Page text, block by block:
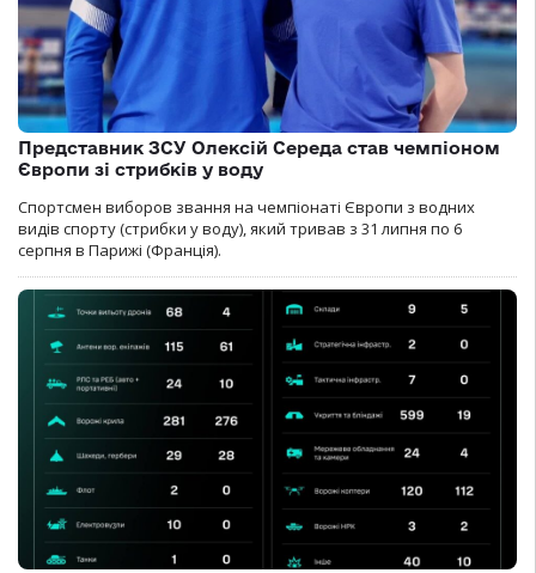
Представник ЗСУ Олексій Середа став чемпіоном
Європи зі стрибків у воду
Спортсмен виборов звання на чемпіонаті Європи з водних
видів спорту (стрибки у воду), який тривав з 31 липня по 6
серпня в Парижі (Франція).